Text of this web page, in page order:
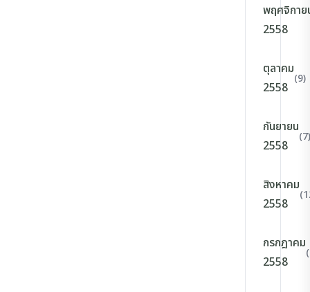
พฤศจิกาย
2558
ตุลาคม
2558
(9)
กันยายน
2558
(7)
สิงหาคม
2558
กรกฎาคม
2558